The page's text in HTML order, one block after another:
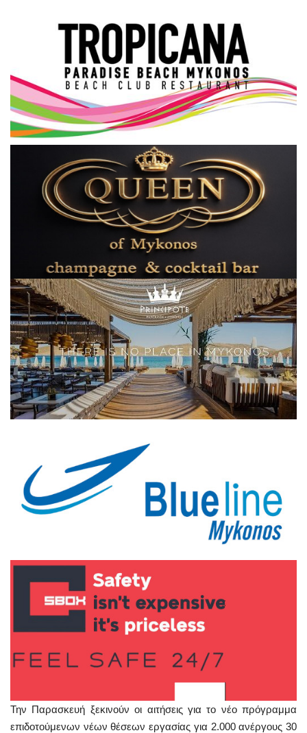
Σεβασμιώτατος Δωρόθεος Β’
Cost Of Living Crisis
Opinion + Analysis
L’Art des Sens
Local Elections 2023
About
Elections 2023
Γλώσσα
Ελληνικά English
Την Παρασκευή ξεκινούν οι αιτήσεις για το νέο πρόγραμμα
επιδοτούμενων νέων θέσεων εργασίας για 2.000 ανέργους 30